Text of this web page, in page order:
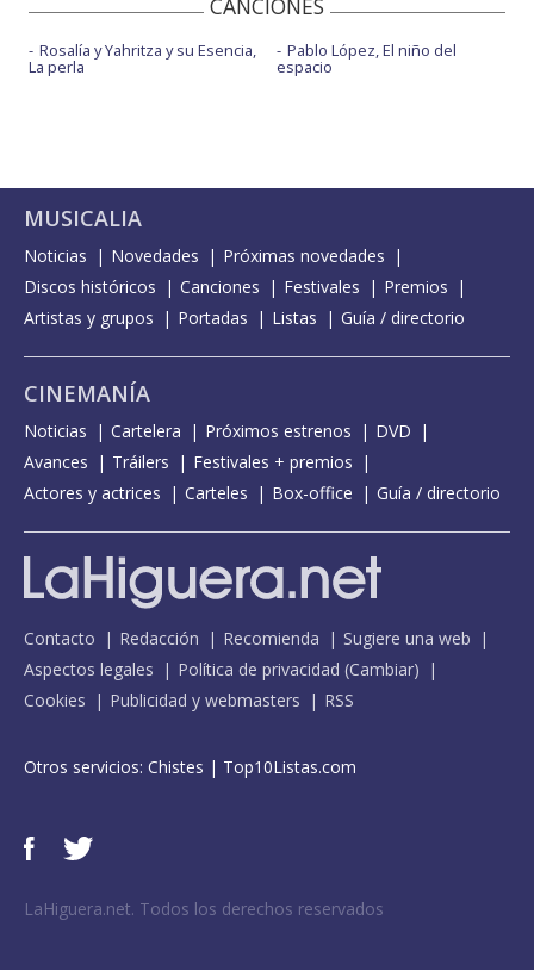
CANCIONES
Rosalía y Yahritza y su Esencia,
La perla
Pablo López, El niño del
espacio
MUSICALIA
Noticias Novedades
Próximas novedades
Discos históricos
Canciones Festivales
Premios
Artistas y grupos
Portadas Listas Guía / directorio
CINEMANÍA
Noticias Cartelera Próximos estrenos
DVD
Avances
Tráilers
Festivales + premios
Actores y actrices
Carteles Box-office Guía / directorio
Contacto Redacción Recomienda
Sugiere una web
Aspectos legales
Política de privacidad (Cambiar)
Cookies
Publicidad y webmasters RSS
Otros servicios: Chistes | Top10Listas.com
LaHiguera.net. Todos los derechos reservados